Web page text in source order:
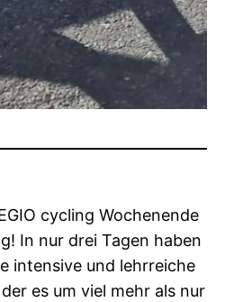
cycling Wochenende
In nur drei Tagen haben
intensive und lehrreiche
es um viel mehr als nur